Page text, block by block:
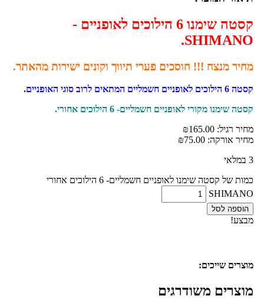
קסטה שימנו 6 הילוכים לאופניים -
SHIMANO.
מחיר מנצח !!! חוסכים פערי תיווך וקונים ישירות מהאתר.
קסטה 6 הילוכים לאופניים חשמליים המתאים לרוב סוגי האופניים.
קסטה שימנו מקורי לאופניים חשמליים- 6 הילוכים אחורי.
מחיר רגיל:
₪165.00
מחיר אורקה:
₪75.00
3 במלאי
כמות של קסטה שימנו לאופניים חשמליים- 6 הילוכים אחורי
SHIMANO
הוספה לסל
מבצע!
מוצרים שייכים:
מוצרים משודרגים